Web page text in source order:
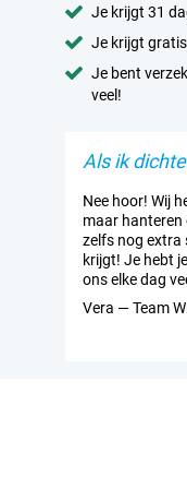
Veiligheid en
Met de Motorola
ThinkShield™-
beschermt tegen
en
Innovatieve
deze handige
eenvoudig
van je telefoon
zonder je
Daarnaast draait
Je krijgt 31
Je krijgt
Je bent
veel!
Als ik
Nee hoor! Wij
maar hanteren
zelfs nog extra
krijgt! Je hebt
ons elke dag
Vera — Team